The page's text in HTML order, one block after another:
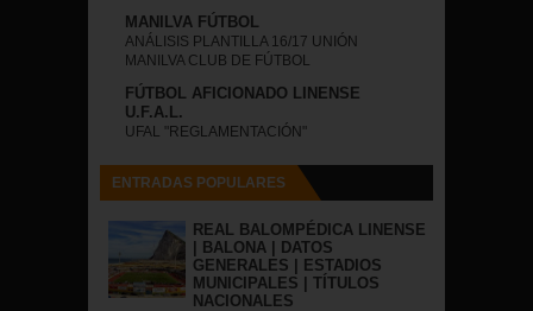
MANILVA FÚTBOL
ANÁLISIS PLANTILLA 16/17 UNIÓN
MANILVA CLUB DE FÚTBOL
FÚTBOL AFICIONADO LINENSE
U.F.A.L.
UFAL "REGLAMENTACIÓN"
ENTRADAS POPULARES
REAL BALOMPÉDICA LINENSE
| BALONA | DATOS
GENERALES | ESTADIOS
MUNICIPALES | TÍTULOS
NACIONALES